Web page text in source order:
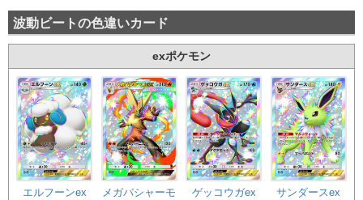
波動ビートの色違いカード
exポケモン
エルフーンex
メガバシャーモ
ゲッコウガex
サンダースex